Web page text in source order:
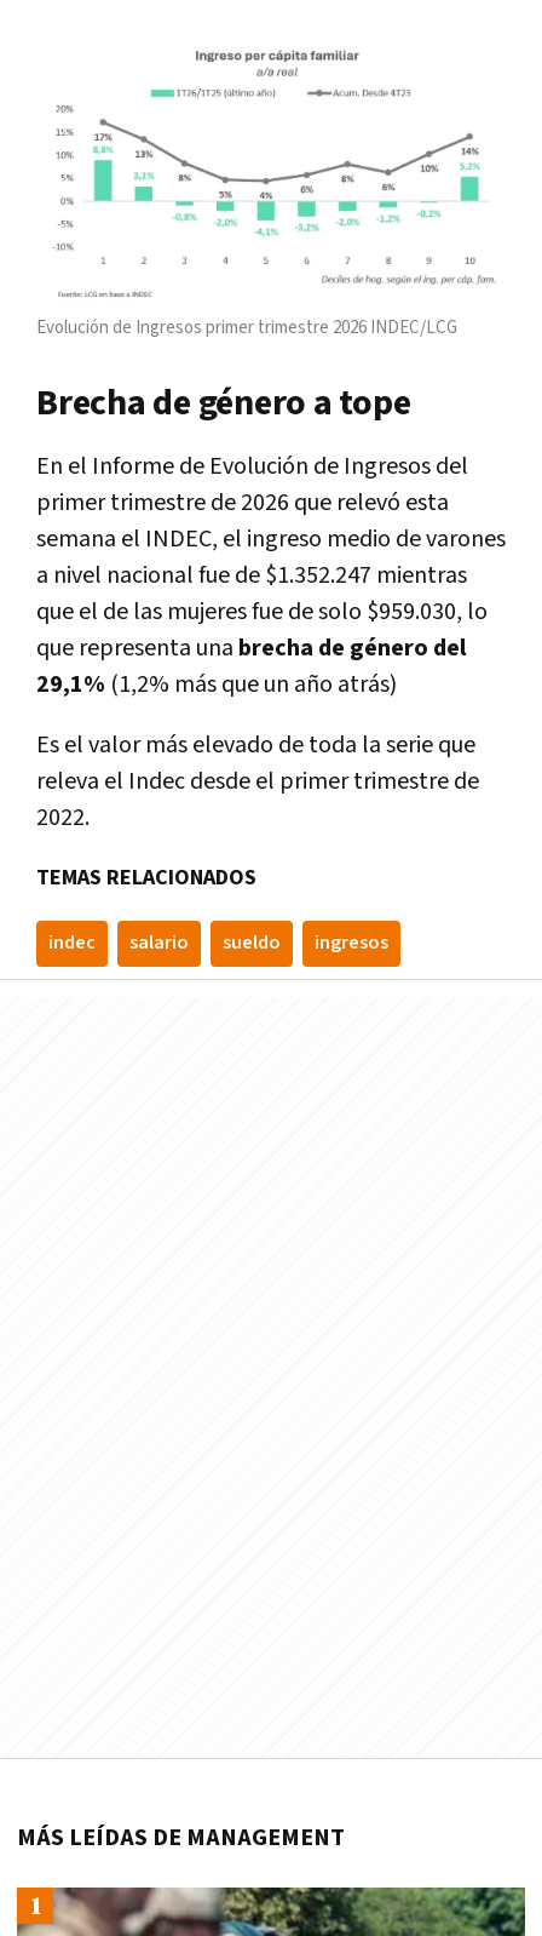
Evolución de Ingresos primer trimestre 2026 INDEC/LCG
Brecha de género a tope
En el Informe de Evolución de Ingresos del
primer trimestre de 2026 que relevó esta
semana el INDEC, el ingreso medio de varones
a nivel nacional fue de $1.352.247 mientras
que el de las mujeres fue de solo $959.030, lo
que representa una brecha de género del
29,1% (1,2% más que un año atrás)
Es el valor más elevado de toda la serie que
releva el Indec desde el primer trimestre de
2022.
TEMAS RELACIONADOS
indec salario sueldo ingresos
MÁS LEÍDAS DE MANAGEMENT